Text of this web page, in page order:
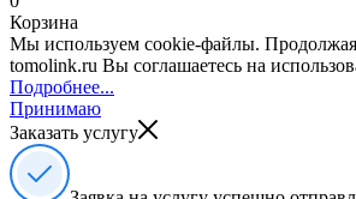
Корзина
Мы используем cookie-файлы. Продолжая
tomolink.ru Вы соглашаетесь на
Подробнее...
Принимаю
Заказать услугу